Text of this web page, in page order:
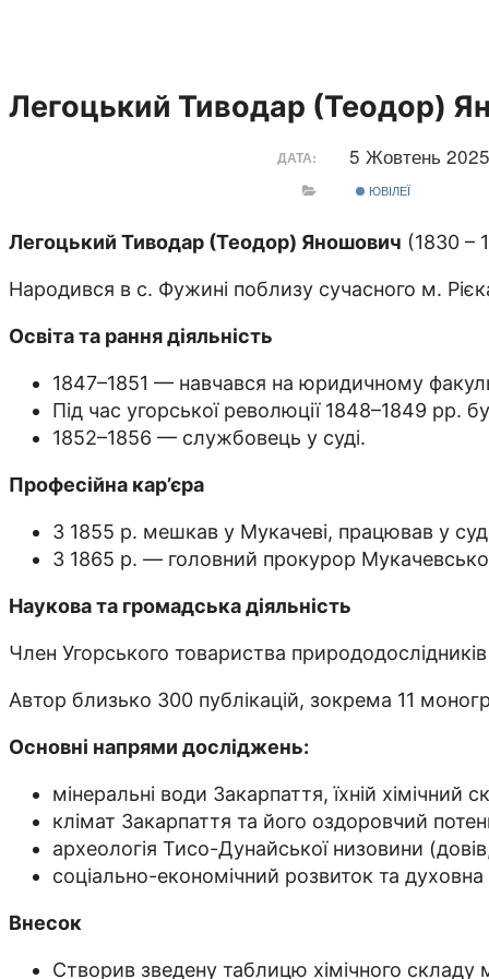
Легоцький Тиводар (Теодор)
ДАТА: 5 Жовтень
ЮВІЛЕЇ
Легоцький Тиводар (Теодор) Яношович (1830 –
Народився в с. Фужині поблизу сучасного м.
Освіта та рання діяльність
1847–1851 — навчався на юридичному
Під час угорської революції 1848–1849 рр.
1852–1856 — службовець у суді.
Професійна кар’єра
З 1855 р. мешкав у Мукачеві, працював у
З 1865 р. — головний прокурор Мукачевсько-
Наукова та громадська діяльність
Член Угорського товариства
Автор близько 300 публікацій, зокрема 11
Основні напрями досліджень:
мінеральні води Закарпаття, їхній хімічний
клімат Закарпаття та його оздоровчий
археологія Тисо-Дунайської низовини
соціально-економічний розвиток та духовна
Внесок
Створив зведену таблицю хімічного складу